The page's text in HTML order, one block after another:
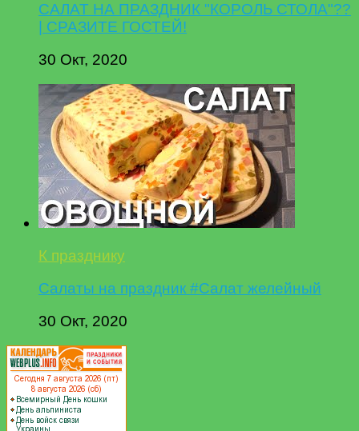
САЛАТ НА ПРАЗДНИК "КОРОЛЬ СТОЛА"??
| СРАЗИТЕ ГОСТЕЙ!
30 Окт, 2020
К празднику
Салаты на праздник #Салат желейный
30 Окт, 2020